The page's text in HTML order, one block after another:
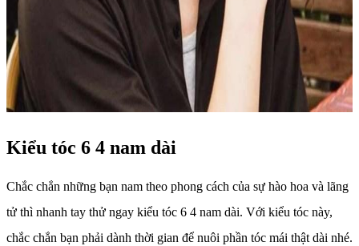
Kiểu tóc 6 4 nam dài
Chắc chắn những bạn nam theo phong cách của sự hào hoa và lãng
tử thì nhanh tay thử ngay kiểu tóc 6 4 nam dài. Với kiểu tóc này,
chắc chắn bạn phải dành thời gian để nuôi phần tóc mái thật dài nhé.